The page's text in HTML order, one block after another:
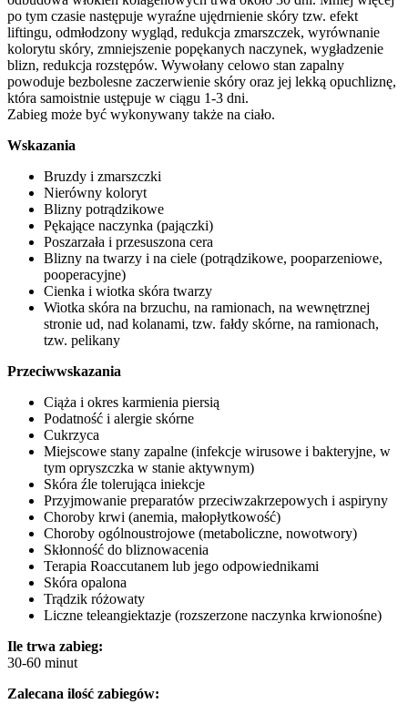
po tym czasie następuje wyraźne ujędrnienie skóry tzw. efekt
liftingu, odmłodzony wygląd, redukcja zmarszczek, wyrównanie
kolorytu skóry, zmniejszenie popękanych naczynek, wygładzenie
blizn, redukcja rozstępów. Wywołany celowo stan zapalny
powoduje bezbolesne zaczerwienie skóry oraz jej lekką opuchliznę,
która samoistnie ustępuje w ciągu 1-3 dni.
Zabieg może być wykonywany także na ciało.
Wskazania
Bruzdy i zmarszczki
Nierówny koloryt
Blizny potrądzikowe
Pękające naczynka (pajączki)
Poszarzała i przesuszona cera
Blizny na twarzy i na ciele (potrądzikowe, pooparzeniowe,
pooperacyjne)
Cienka i wiotka skóra twarzy
Wiotka skóra na brzuchu, na ramionach, na wewnętrznej
stronie ud, nad kolanami, tzw. fałdy skórne, na ramionach,
tzw. pelikany
Przeciwwskazania
Ciąża i okres karmienia piersią
Podatność i alergie skórne
Cukrzyca
Miejscowe stany zapalne (infekcje wirusowe i bakteryjne, w
tym opryszczka w stanie aktywnym)
Skóra źle tolerująca iniekcje
Przyjmowanie preparatów przeciwzakrzepowych i aspiryny
Choroby krwi (anemia, małopłytkowość)
Choroby ogólnoustrojowe (metaboliczne, nowotwory)
Skłonność do bliznowacenia
Terapia Roaccutanem lub jego odpowiednikami
Skóra opalona
Trądzik różowaty
Liczne teleangiektazje (rozszerzone naczynka krwionośne)
Ile trwa zabieg:
30-60 minut
Zalecana ilość zabiegów: